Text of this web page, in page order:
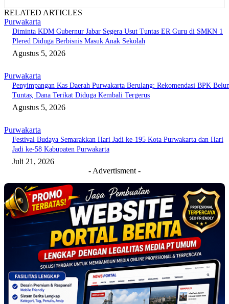
RELATED ARTICLES
Purwakarta
Diminta KDM Gubernur Jabar Segera Usut Tuntas ER Guru di SMKN 1
Plered Diduga Berbisnis Masuk Anak Sekolah
Agustus 5, 2026
Purwakarta
Penyimpangan Kas Daerah Purwakarta Berulang: Rekomendasi BPK
Tuntas, Dana Terikat Diduga Kembali Tergerus
Agustus 5, 2026
Purwakarta
Festival Budaya Semarakkan Hari Jadi ke-195 Kota Purwakarta dan Hari
Jadi ke-58 Kabupaten Purwakarta
Juli 21, 2026
- Advertisment -